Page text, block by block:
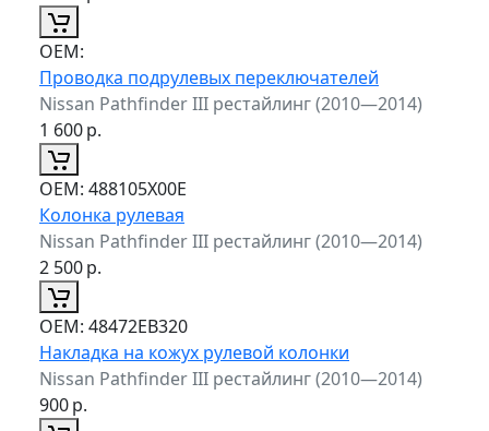
ОЕМ:
Проводка подрулевых переключателей
Nissan Pathfinder III рестайлинг (2010—2014)
1 600р.
ОЕМ: 488105X00E
Колонка рулевая
Nissan Pathfinder III рестайлинг (2010—2014)
2 500р.
ОЕМ: 48472EB320
Накладка на кожух рулевой колонки
Nissan Pathfinder III рестайлинг (2010—2014)
900р.